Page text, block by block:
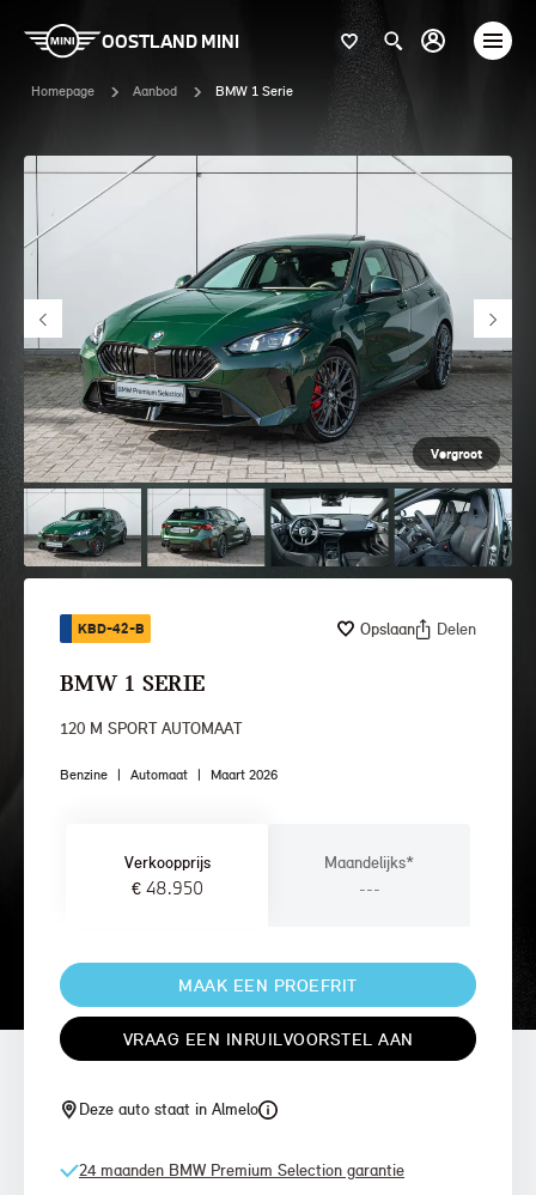
OOSTLAND MINI
Homepage Aanbod BMW 1 Serie
Vergroot
KBD-42-B Opslaan Delen
BMW 1 SERIE
120 M SPORT AUTOMAAT
Benzine | Automaat | Maart 2026
Verkoopprijs
€ 48.950
Maandelijks*
---
MAAK EEN PROEFRIT
VRAAG EEN INRUILVOORSTEL AAN
Deze auto staat in Almelo
24 maanden BMW Premium Selection garantie